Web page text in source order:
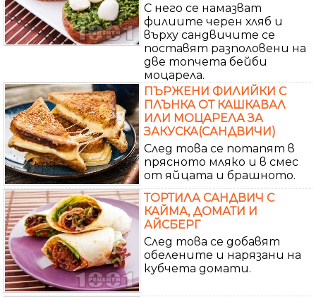
С него се намазват
филиите черен хляб и
върху сандвичите се
поставят разполовени на
две топчета бейби
моцарела.
ПЪРЖЕНИ ФИЛИЙКИ С
ПЛЪНКА ОТ КАШКАВАЛ
ИЛИ МОЦАРЕЛА ЗА
ЗАКУСКА(САНДВИЧИ)
След това се потапят в
прясното мляко и в смес
от яйцата и брашното.
ТОРТИЛА САНДВИЧ С
КАЙМА, ДОМАТИ И
АЙСБЕРГ
След това се добавят
обелените и нарязани на
кубчета домати.